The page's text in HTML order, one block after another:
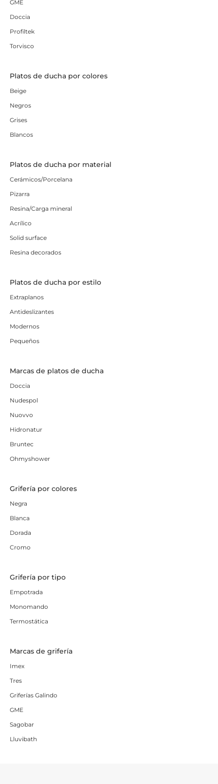
GME
Doccia
Profiltek
Torvisco
Platos de ducha por colores
Beige
Negros
Grises
Blancos
Platos de ducha por material
Cerámicos/Porcelana
Pizarra
Resina/Carga mineral
Acrílico
Solid surface
Resina decorados
Platos de ducha por estilo
Extraplanos
Antideslizantes
Modernos
Pequeños
Marcas de platos de ducha
Doccia
Nudespol
Nuovvo
Hidronatur
Bruntec
Ohmyshower
Grifería por colores
Negra
Blanca
Dorada
Cromo
Grifería por tipo
Empotrada
Monomando
Termostática
Marcas de grifería
Imex
Tres
Griferías Galindo
GME
Sagobar
Lluvibath